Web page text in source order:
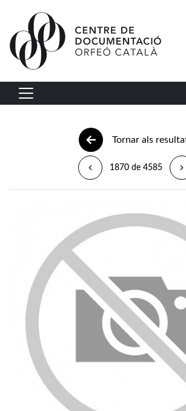
Vés al contingut
Navegació principal
Tornar als
1870 de 4585